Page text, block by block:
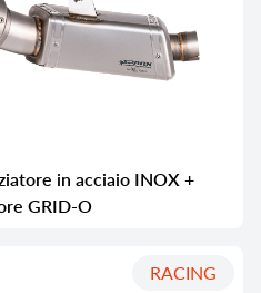
in acciaio INOX +
GRID-O
RACING